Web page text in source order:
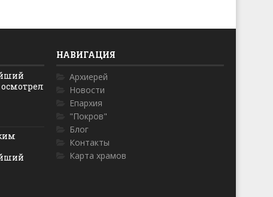
НАВИГАЦИЯ
Архиерей
Новости
Епархия
"Покров"
Блог
Контакты
Карта храмов